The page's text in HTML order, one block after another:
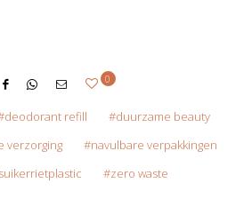
0
deodorant refill
duurzame beauty
verzorging
navulbare verpakkingen
zero waste